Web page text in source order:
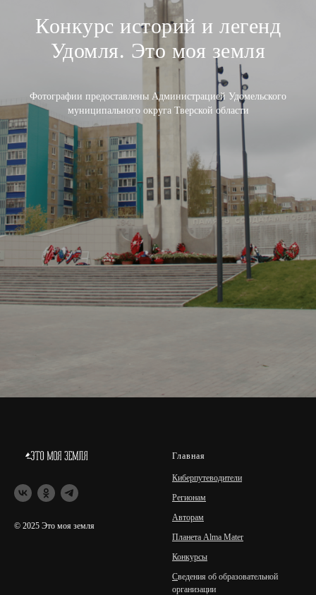
Конкурс историй и легенд
Удомля. Это моя земля
Фотографии предоставлены Администрацией Удомельского
муниципального округа Тверской области
© 2025 Это моя земля
Главная
Киберпутеводители
Регионам
Авторам
Планета Alma Mater
Конкурсы
Сведения об образовательной
организации